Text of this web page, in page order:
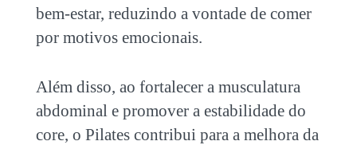
bem-estar, reduzindo a vontade de comer
por motivos emocionais.
Além disso, ao fortalecer a musculatura
abdominal e promover a estabilidade do
core, o Pilates contribui para a melhora da